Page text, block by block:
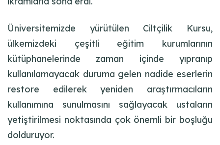
Üniversitemizde yürütülen Ciltçilik Kursu,
ülkemizdeki çeşitli eğitim kurumlarının
kütüphanelerinde zaman içinde yıpranıp
kullanılamayacak duruma gelen nadide eserlerin
restore edilerek yeniden araştırmacıların
kullanımına sunulmasını sağlayacak ustaların
yetiştirilmesi noktasında çok önemli bir boşluğu
dolduruyor.